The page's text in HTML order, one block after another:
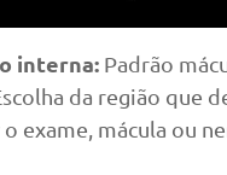
interna:Padrão
da região que
exame, mácula ou